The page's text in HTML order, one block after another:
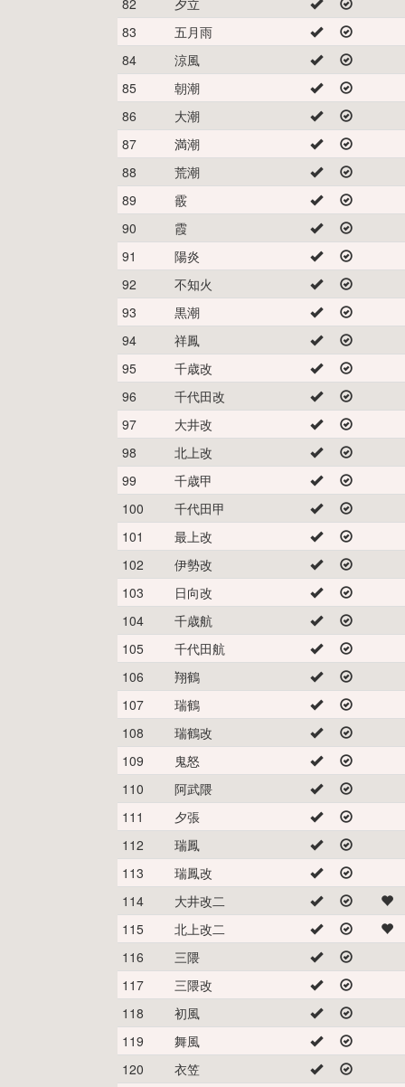
82
夕立
83
五月雨
84
涼風
85
朝潮
86
大潮
87
満潮
88
荒潮
89
霰
90
霞
91
陽炎
92
不知火
93
黒潮
94
祥鳳
95
千歳改
96
千代田改
97
大井改
98
北上改
99
千歳甲
100
千代田甲
101
最上改
102
伊勢改
103
日向改
104
千歳航
105
千代田航
106
翔鶴
107
瑞鶴
108
瑞鶴改
109
鬼怒
110
阿武隈
111
夕張
112
瑞鳳
113
瑞鳳改
114
大井改二
115
北上改二
116
三隈
117
三隈改
118
初風
119
舞風
120
衣笠